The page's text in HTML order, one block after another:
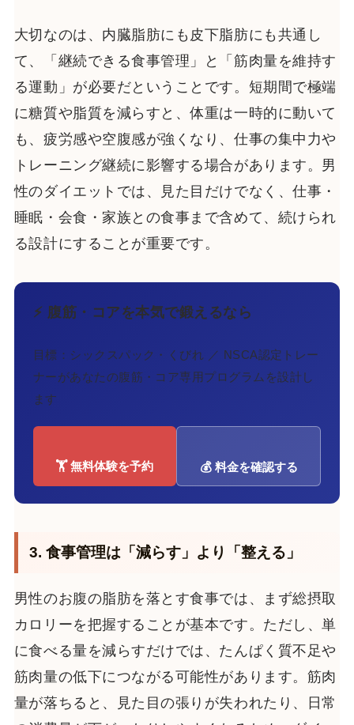
大切なのは、内臓脂肪にも皮下脂肪にも共通し
て、「継続できる食事管理」と「筋肉量を維持す
る運動」が必要だということです。短期間で極端
に糖質や脂質を減らすと、体重は一時的に動いて
も、疲労感や空腹感が強くなり、仕事の集中力や
トレーニング継続に影響する場合があります。男
性のダイエットでは、見た目だけでなく、仕事・
睡眠・会食・家族との食事まで含めて、続けられ
る設計にすることが重要です。
⚡ 腹筋・コアを本気で鍛えるなら
目標：シックスパック・くびれ ／ NSCA認定トレー
ナーがあなたの腹筋・コア専用プログラムを設計し
ます
🏋️ 無料体験を予約 💰 料金を確認する
3. 食事管理は「減らす」より「整える」
男性のお腹の脂肪を落とす食事では、まず総摂取
カロリーを把握することが基本です。ただし、単
に食べる量を減らすだけでは、たんぱく質不足や
筋肉量の低下につながる可能性があります。筋肉
量が落ちると、見た目の張りが失われたり、日常